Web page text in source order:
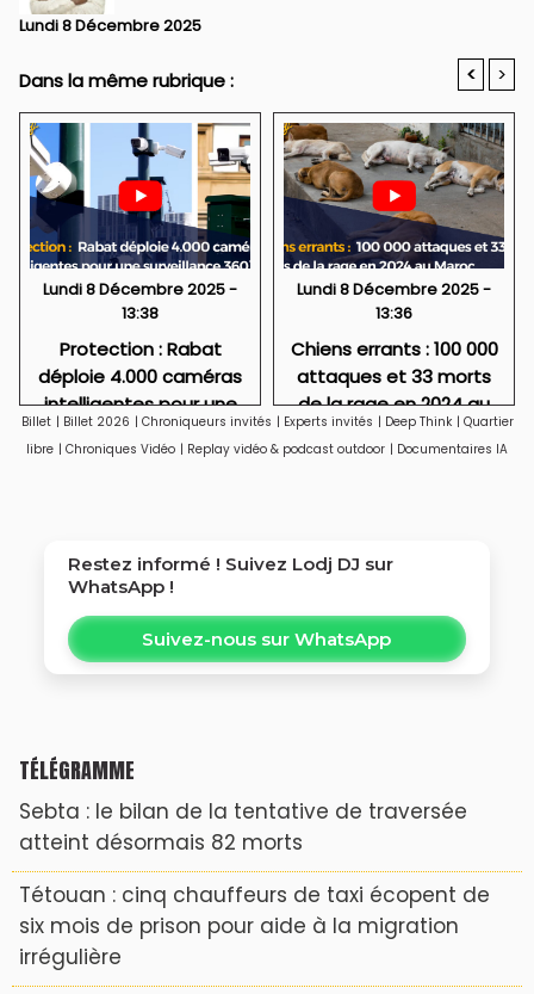
Lundi 8 Décembre 2025
Dans la même rubrique : < >
Lundi 8 Décembre 2025 -
13:38
Protection : Rabat
déploie 4.000 caméras
intelligentes pour une
surveillance 360°
Lundi 8 Décembre 2025 -
13:36
Chiens errants : 100 000
attaques et 33 morts
de la rage en 2024 au
Maroc
Billet | Billet 2026 | Chroniqueurs invités | Experts invités | Deep Think | Quartier
libre | Chroniques Vidéo | Replay vidéo & podcast outdoor | Documentaires IA
Restez informé ! Suivez Lodj DJ sur
WhatsApp !
Suivez-nous sur WhatsApp
TÉLÉGRAMME
Sebta : le bilan de la tentative de traversée
atteint désormais 82 morts
Tétouan : cinq chauffeurs de taxi écopent de
six mois de prison pour aide à la migration
irrégulière